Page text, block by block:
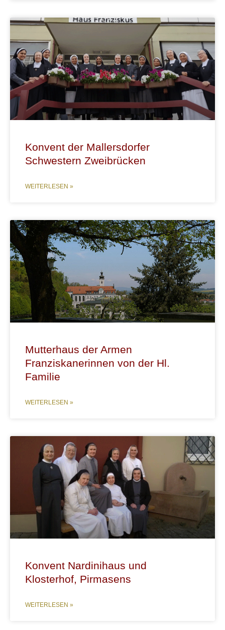
Konvent der Mallersdorfer
Schwestern Zweibrücken
WEITERLESEN »
Mutterhaus der Armen
Franziskanerinnen von der Hl.
Familie
WEITERLESEN »
Konvent Nardinihaus und
Klosterhof, Pirmasens
WEITERLESEN »